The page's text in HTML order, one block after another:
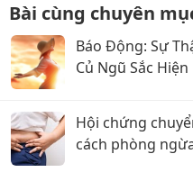
Bài cùng chuyên
Báo Động: Sự
Củ Ngũ Sắc Hiện
Hội chứng
cách phòng